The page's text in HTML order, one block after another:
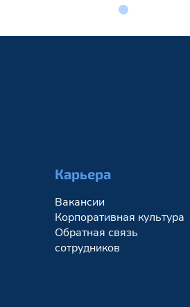
Карьера
Вакансии
Корпоративная культура
Обратная связь
сотрудников